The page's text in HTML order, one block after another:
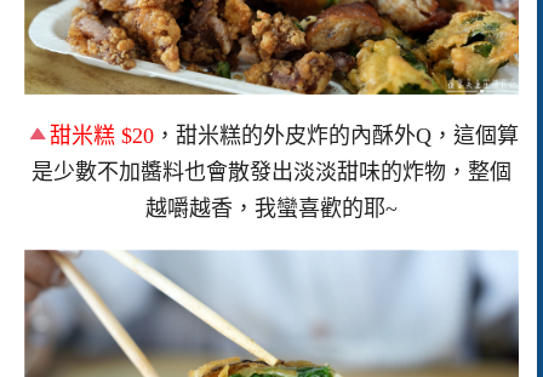
甜米糕 $20，甜米糕的外皮炸的內酥外Q，這個算
是少數不加醬料也會散發出淡淡甜味的炸物，整個
越嚼越香，我蠻喜歡的耶~